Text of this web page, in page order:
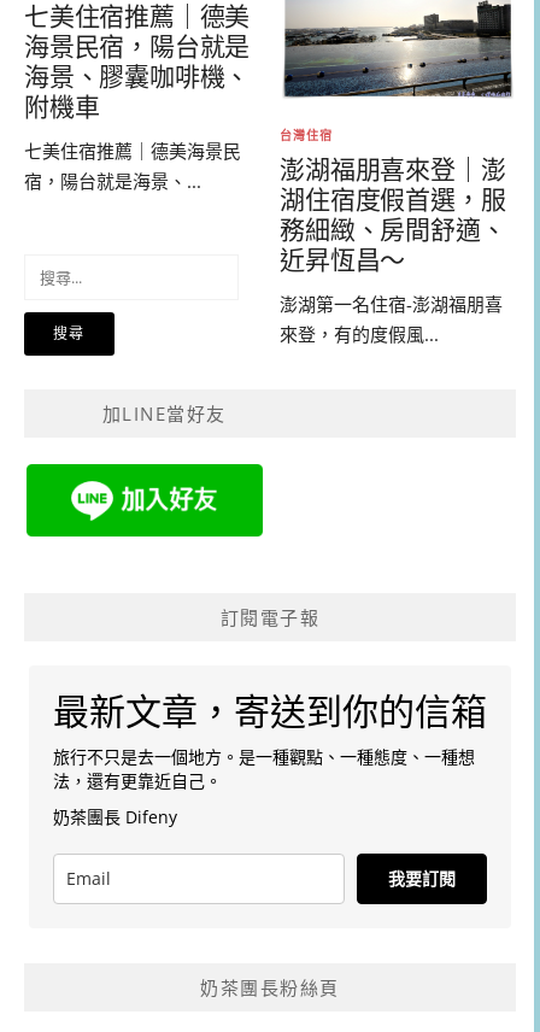
七美住宿推薦｜德美
海景民宿，陽台就是
海景、膠囊咖啡機、
附機車
七美住宿推薦｜德美海景民
宿，陽台就是海景、...
台灣住宿
澎湖福朋喜來登｜澎
湖住宿度假首選，服
務細緻、房間舒適、
近昇恆昌～
澎湖第一名住宿-澎湖福朋喜
來登，有的度假風...
關
加LINE當好友
訂閱電子報
最新文章，寄送到你的信箱
旅行不只是去一個地方。是一種觀點、一種態度、一種想
法，還有更靠近自己。
奶茶團長 Difeny
我要訂閱
奶茶團長粉絲頁